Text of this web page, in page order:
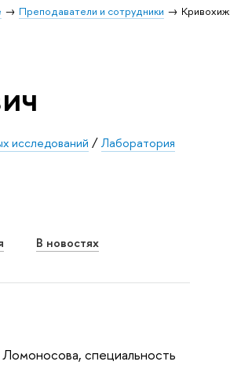
Преподаватели и сотрудники
исследований /Лаборатория
В новостях
специальность